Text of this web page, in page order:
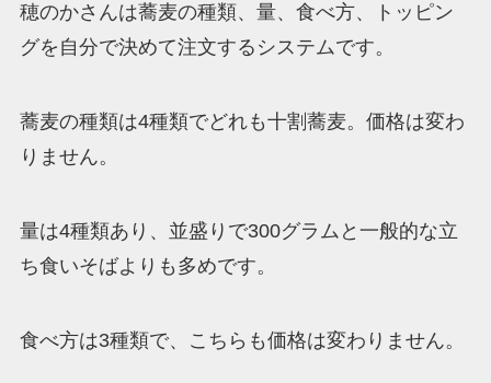
穂のかさんは蕎麦の種類、量、食べ方、トッピン
グを自分で決めて注文するシステムです。
蕎麦の種類は4種類でどれも十割蕎麦。価格は変わ
りません。
量は4種類あり、並盛りで300グラムと一般的な立
ち食いそばよりも多めです。
食べ方は3種類で、こちらも価格は変わりません。